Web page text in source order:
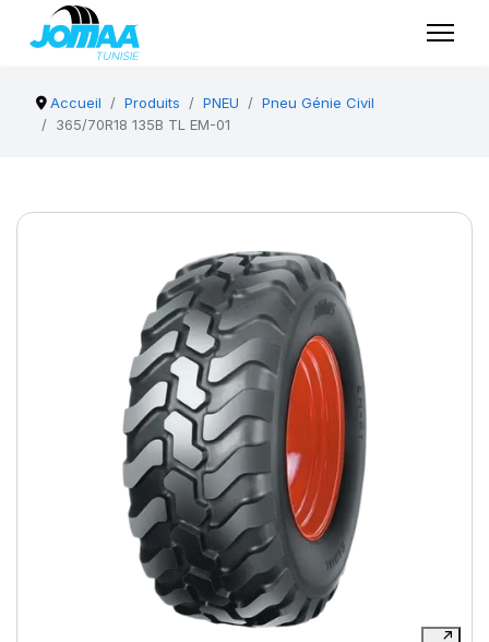
Accueil Produits PNEU
Pneu Génie Civil
365/70R18 135B TL EM-01